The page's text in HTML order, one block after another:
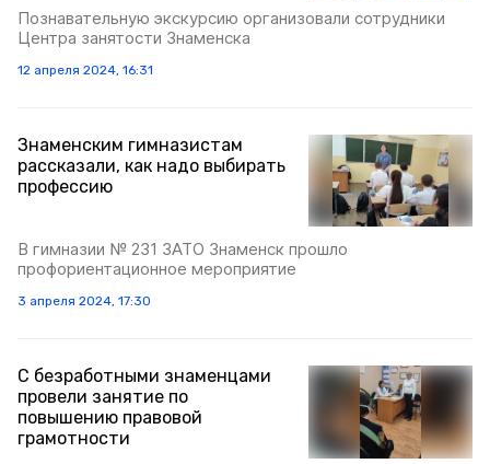
Познавательную экскурсию организовали сотрудники
Центра занятости Знаменска
12 апреля 2024, 16:31
Знаменским гимназистам
рассказали, как надо выбирать
профессию
В гимназии № 231 ЗАТО Знаменск прошло
профориентационное мероприятие
3 апреля 2024, 17:30
С безработными знаменцами
провели занятие по
повышению правовой
грамотности